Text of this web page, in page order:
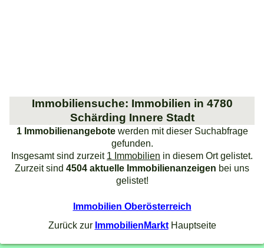
Immobiliensuche: Immobilien in 4780
Schärding Innere Stadt
1 Immobilienangebotewerden mit dieser Suchabfrage
gefunden.
Insgesamt sind zurzeit 1 Immobilien in diesem Ort gelistet.
Zurzeit sind 4504 aktuelle Immobilienanzeigen bei uns
gelistet!
Immobilien Oberösterreich
Zurück zur ImmobilienMarktHauptseite